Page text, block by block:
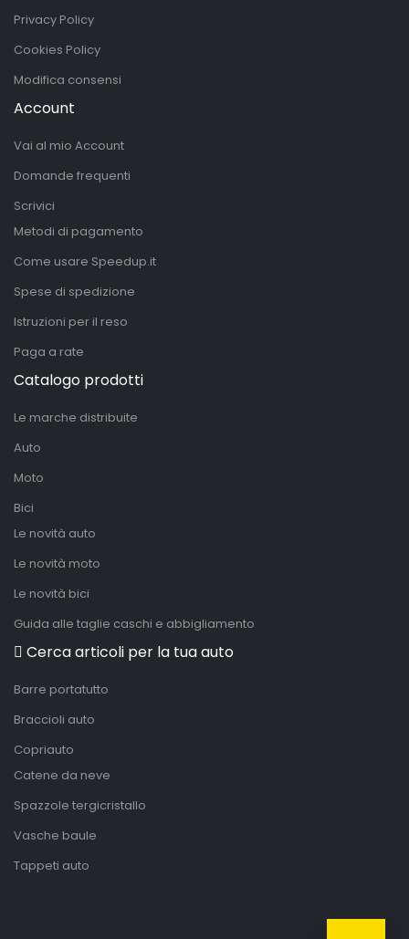
Privacy Policy
Cookies Policy
Modifica consensi
Account
Vai al mio Account
Domande frequenti
Scrivici
Metodi di pagamento
Come usare Speedup.it
Spese di spedizione
Istruzioni per il reso
Paga a rate
Catalogo prodotti
Le marche distribuite
Auto
Moto
Bici
Le novità auto
Le novità moto
Le novità bici
Guida alle taglie caschi e abbigliamento
Cerca articoli per la tua auto
Barre portatutto
Braccioli auto
Copriauto
Catene da neve
Spazzole tergicristallo
Vasche baule
Tappeti auto